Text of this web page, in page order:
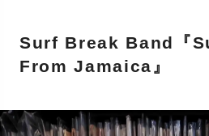
Surf Break Band『
From Jamaica』